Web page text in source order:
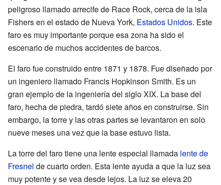
peligroso llamado arrecife de Race Rock, cerca de la isla
Fishers en el estado de Nueva York, Estados Unidos. Este
faro es muy importante porque esa zona ha sido el
escenario de muchos accidentes de barcos.
El faro fue construido entre 1871 y 1878. Fue diseñado por
un ingeniero llamado Francis Hopkinson Smith. Es un
gran ejemplo de la ingeniería del siglo XIX. La base del
faro, hecha de piedra, tardó siete años en construirse. Sin
embargo, la torre y las otras partes se levantaron en solo
nueve meses una vez que la base estuvo lista.
La torre del faro tiene una lente especial llamada lente de
Fresnel de cuarto orden. Esta lente ayuda a que la luz sea
muy potente y se vea desde lejos. La luz se eleva 20